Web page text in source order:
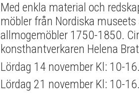
Med enkla material och
möbler från Nordiska
allmogemöbler 1750-1850.
konsthantverkaren Helena
Lördag 14 november Kl: 10-
Lördag 21 november Kl: 10-